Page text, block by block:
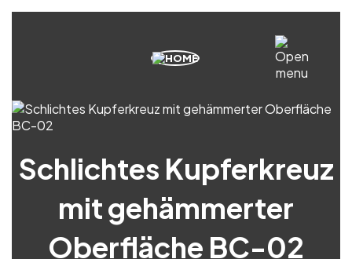
Schlichtes Kupferkreuz
mit gehämmerter
Oberfläche BC-02